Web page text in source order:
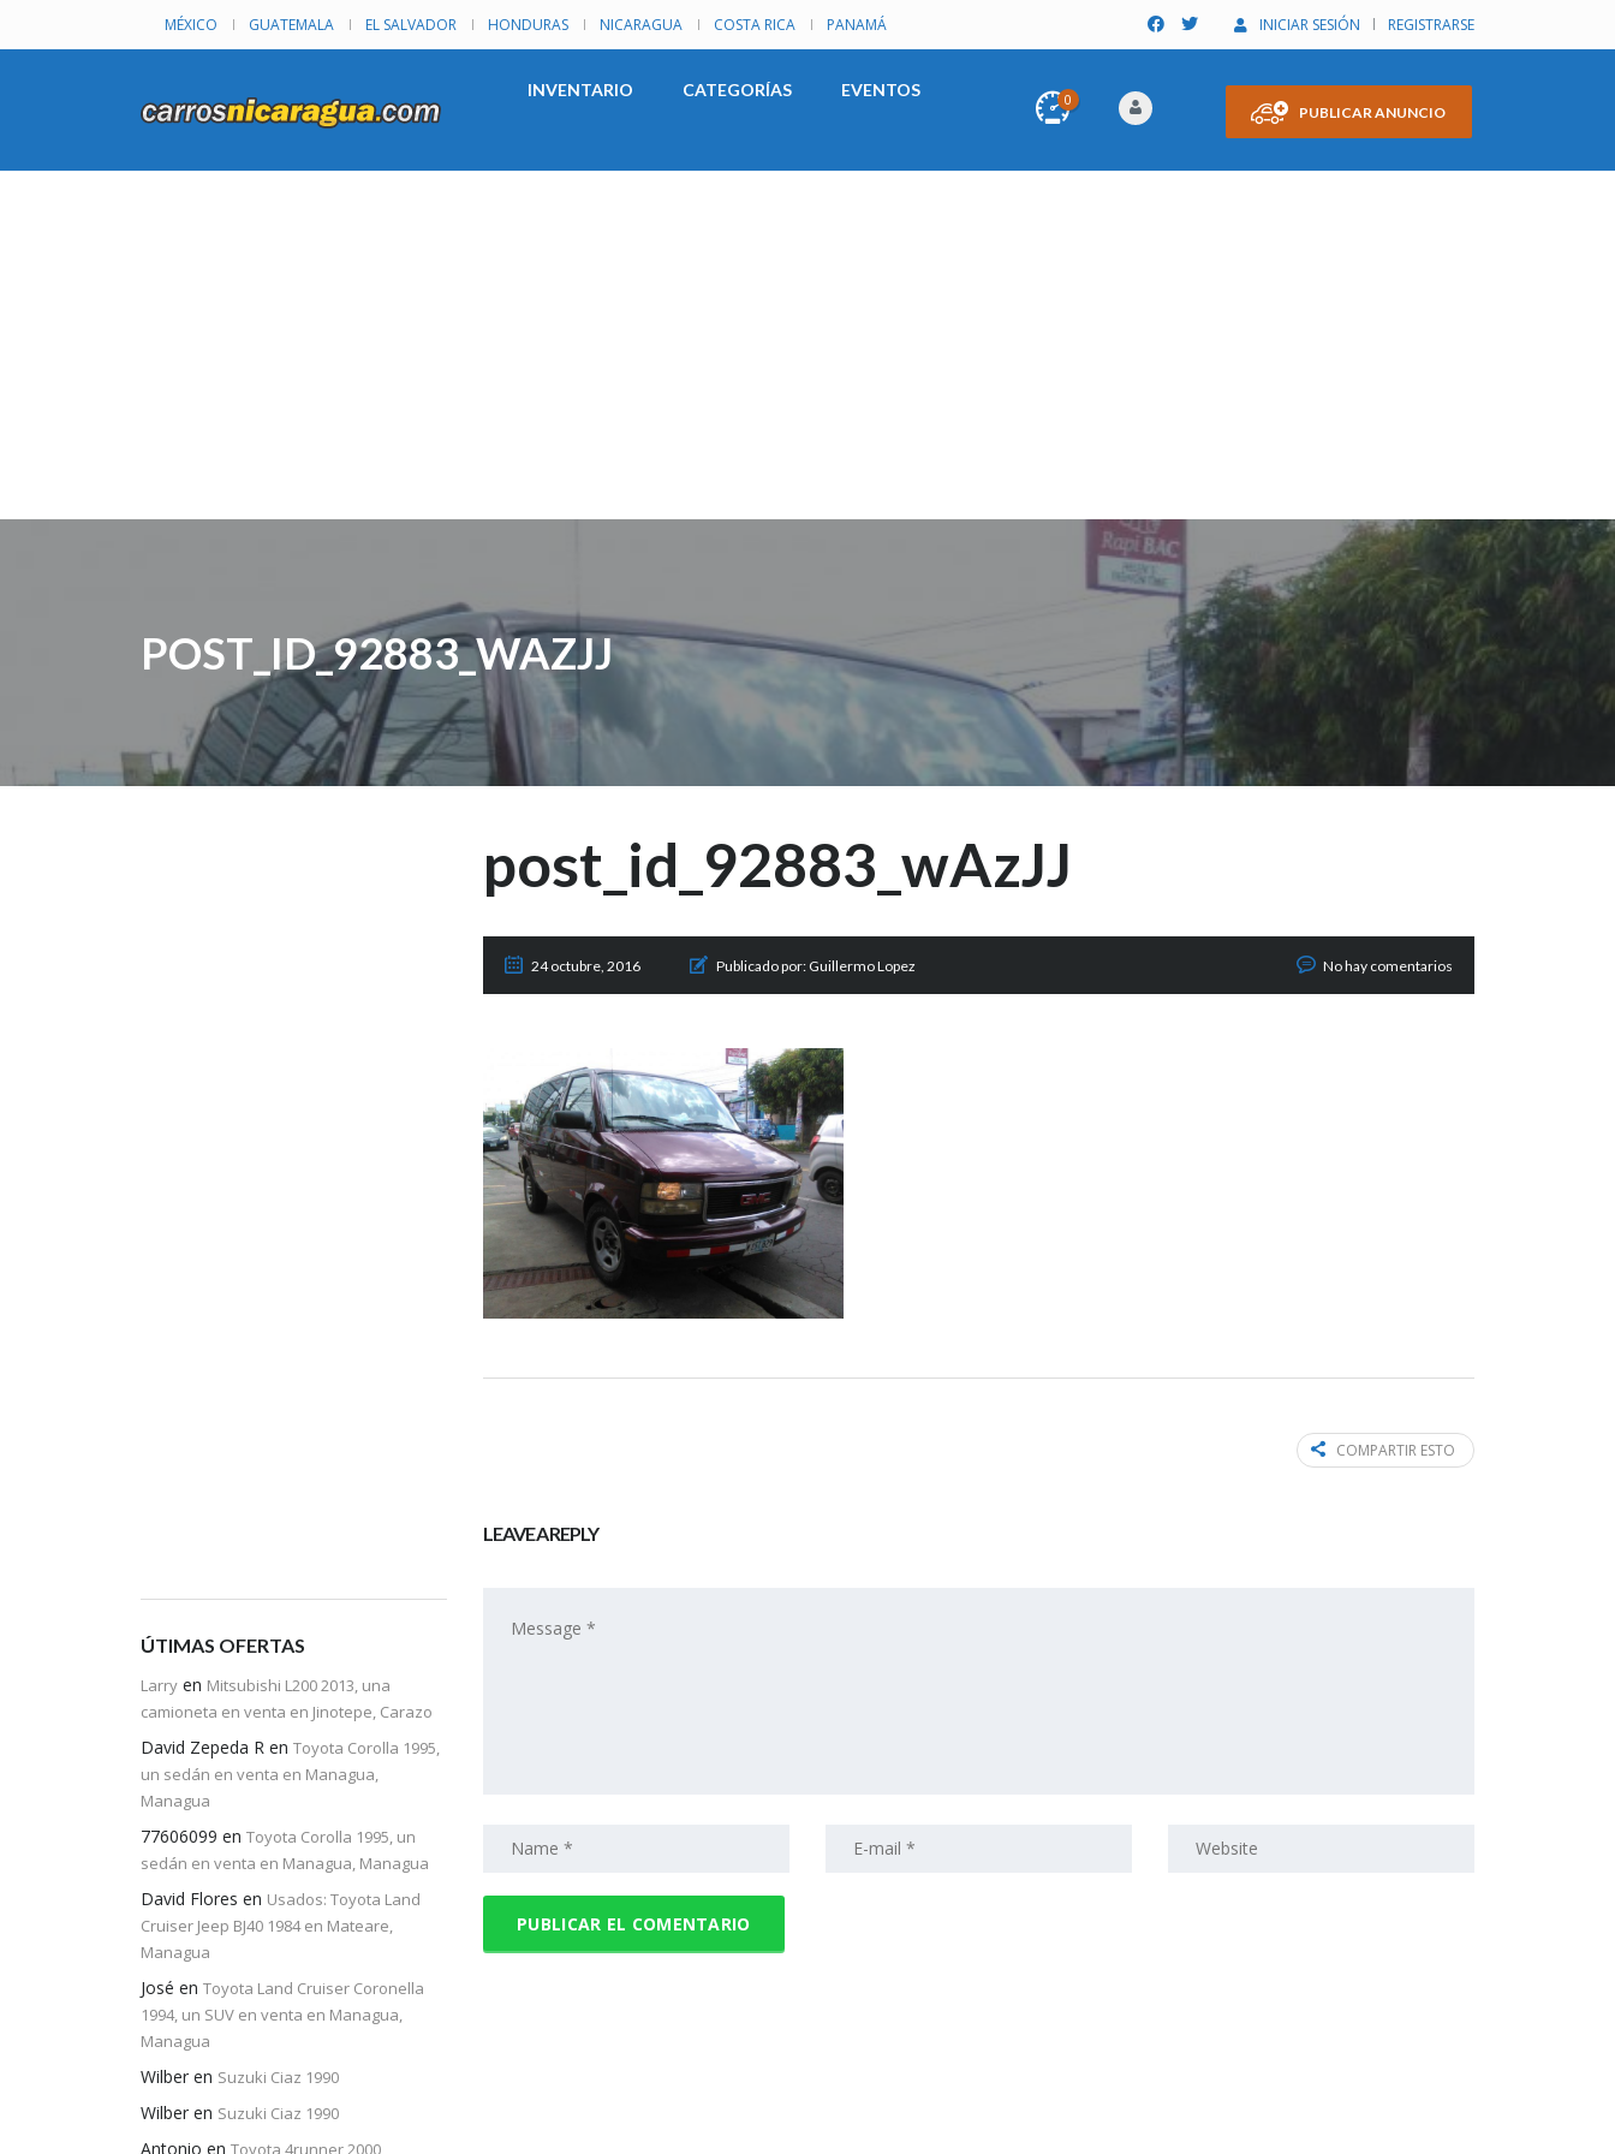
INICIAR SESIÓN REGISTRARSE
MÉXICO GUATEMALA EL SALVADOR HONDURAS NICARAGUA COSTA RICA PANAMÁ
PUBLICAR ANUNCIO
0
INVENTARIO CATEGORÍAS EVENTOS
POST_ID_92883_WAZJJ
post_id_92883_wAzJJ
24 octubre, 2016 Publicado por: Guillermo Lopez No hay comentarios
COMPARTIR ESTO
LEAVE A REPLY
ÚTIMAS OFERTAS
Larry en Mitsubishi L200 2013, una
camioneta en venta en Jinotepe, Carazo
David Zepeda R en Toyota Corolla 1995,
un sedán en venta en Managua,
Managua
77606099 en Toyota Corolla 1995, un
sedán en venta en Managua, Managua
David Flores en Usados: Toyota Land
Cruiser Jeep BJ40 1984 en Mateare,
Managua
José en Toyota Land Cruiser Coronella
1994, un SUV en venta en Managua,
Managua
Wilber en Suzuki Ciaz 1990
Wilber en Suzuki Ciaz 1990
Antonio en Toyota 4runner 2000